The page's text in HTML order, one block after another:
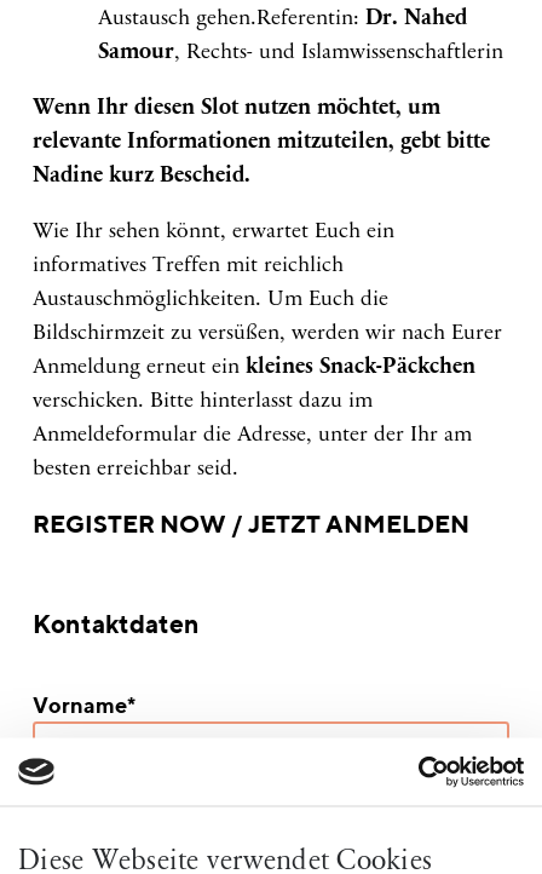
Diese Webseite verwendet Cookies
Austausch gehen.Referentin: Dr. Nahed
Samour, Rechts- und Islamwissenschaftlerin
Wenn Ihr diesen Slot nutzen möchtet, um
relevante Informationen mitzuteilen, gebt bitte
Nadine kurz Bescheid.
Wie Ihr sehen könnt, erwartet Euch ein
informatives Treffen mit reichlich
Austauschmöglichkeiten. Um Euch die
Bildschirmzeit zu versüßen, werden wir nach Eurer
Anmeldung erneut ein kleines Snack-Päckchen
verschicken. Bitte hinterlasst dazu im
Anmeldeformular die Adresse, unter der Ihr am
besten erreichbar seid.
REGISTER NOW / JETZT ANMELDEN
Kontaktdaten
Vorname*
Nachname*